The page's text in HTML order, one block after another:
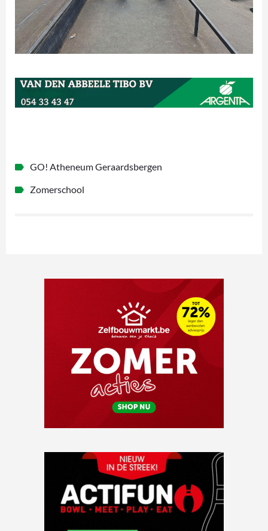
GO! Atheneum Geraardsbergen
Zomerschool